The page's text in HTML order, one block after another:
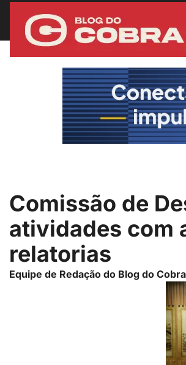
Comissão de
atividades com
relatorias
Equipe de Redação do Blog do Cobra